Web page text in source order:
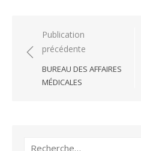
Navigation
de
l’article
Publication
précédente
BUREAU DES AFFAIRES
MÉDICALES
Recherche